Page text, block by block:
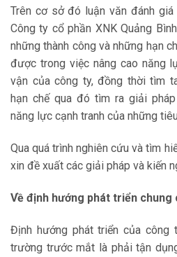
Trên cơ sở đó luận văn đánh
Công ty cổ phần XNK Quảng
những thành công và những hạn
được trong việc nâng cao năng
vận của công ty, đồng thời tìm
hạn chế qua đó tìm ra giải
năng lực cạnh tranh của những
Qua quá trình nghiên cứu và tìm
xin đề xuất các giải pháp và kiến
Về định hướng phát triển chung
Định hướng phát triển của
trường trước mắt là phải tận